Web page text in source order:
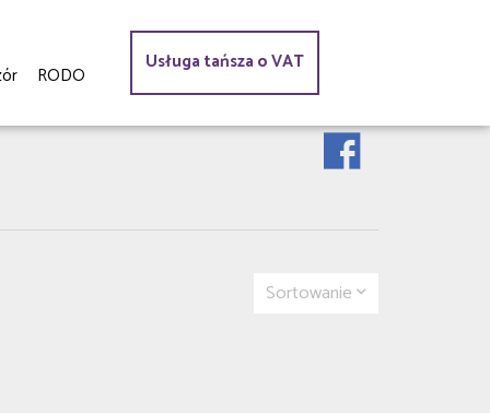
RODO
Usługa tańsza o VAT
Sortowanie